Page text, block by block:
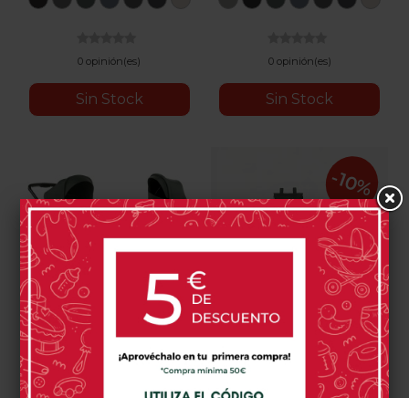
0 opinión(es)
Sin Stock
0 opinión(es)
Sin Stock
Jane Keep Duo 2026
799,00 €
Jané Keep Trio
999,00 € 899,10 €
-10%